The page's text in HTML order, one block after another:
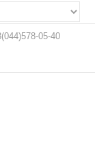
05-40